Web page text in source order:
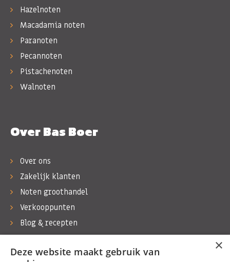
Hazelnoten
Macadamia noten
Paranoten
Pecannoten
Pistachenoten
Walnoten
Over Bas Boer
Over ons
Zakelijk klanten
Noten groothandel
Verkooppunten
Blog & recepten
Werken bij Bas Boer Noten
Contact
×
Deze website maakt gebruik van